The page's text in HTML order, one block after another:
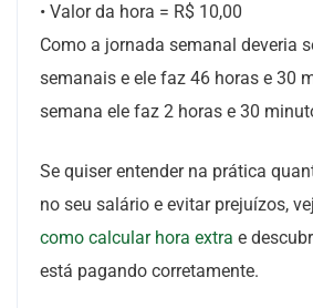
• Valor da hora = R$ 10,00
Como a jornada semanal deveria
semanais e ele faz 46 horas e 30
semana ele faz 2 horas e 30
Se quiser entender na prática
no seu salário e evitar prejuízos,
como calcular hora extra e
está pagando corretamente.